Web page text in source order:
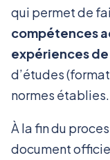
qui permet de
compétences
expériences
d’études
normes établies.
À la fin du
document